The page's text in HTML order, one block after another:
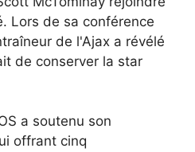
Lors de sa conférence
de l'Ajax a révélé
de conserver la star
a soutenu son
offrant cinq